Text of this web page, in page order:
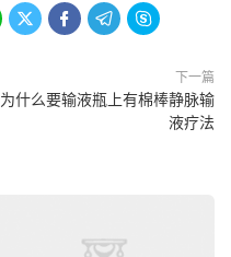
   
下一篇
为什么要输液瓶上有棉棒静脉输
液疗法